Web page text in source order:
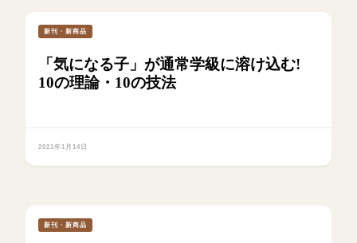
新刊・新商品
「気になる子」が通常学級に溶け込む!
10の理論・10の技法
2021年1月14日
新刊・新商品